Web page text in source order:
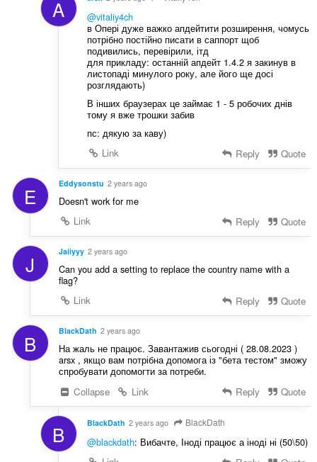
A
@vitaliy4ch
в Опері дуже важко апдейтити розширення, чомусь
потрібно постійно писати в саппорт щоб
подивились, перевірили, ітд
для прикладу: останній апдейт 1.4.2 я закинув в
листопаді минулого року, але його ще досі
розглядають)
В інших браузерах це займає 1 - 5 робочих днів
тому я вже трошки забив
пс: дякую за каву)
Link
Reply Quote
E Eddysonstu 2 years ago
Doesn't work for me
Link
Reply Quote
J Jaiiyyy 2 years ago
Can you add a setting to replace the country name with a
flag?
Link
Reply Quote
B BlackDath 2 years ago
На жаль не працює. Завантажив сьогодні ( 28.08.2023 )
arsx , якщо вам потрібна допомога із "бета тестом" зможу
спробувати допомогти за потреби.
Collapse
Link Reply Quote
B BlackDath 2 years ago BlackDath
@blackdath: Вибачте, Іноді працює а іноді ні (50\50)